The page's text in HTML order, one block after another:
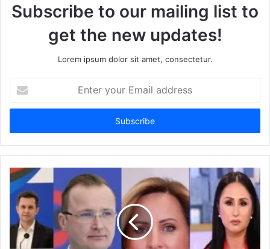
Subscribe to our mailing list to
get the new updates!
Lorem ipsum dolor sit amet, consectetur.
your
Email